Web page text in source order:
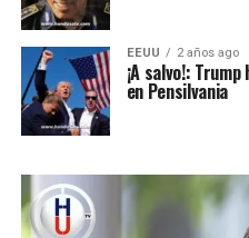
EEUU 2 años ago
¡A salvo!:
en Pensilvania